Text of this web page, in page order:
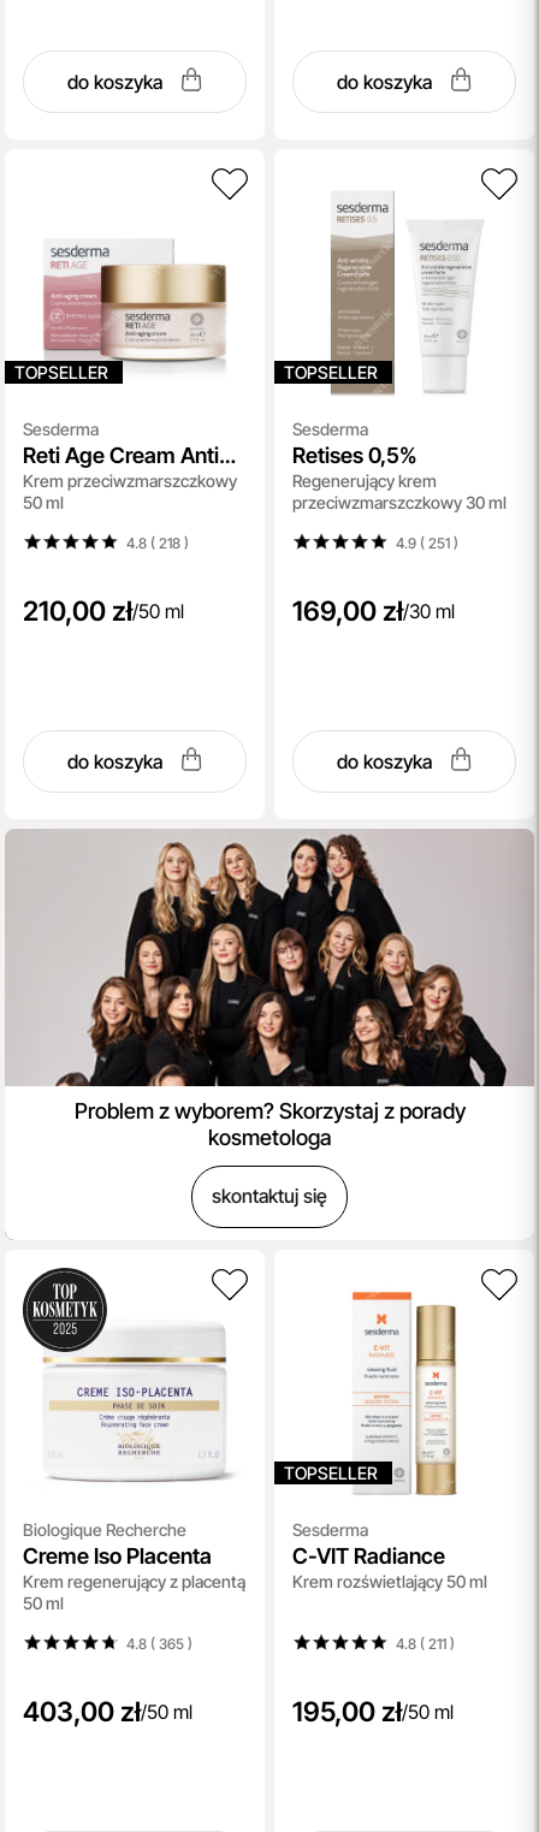
do koszyka do koszyka
TOPSELLER
Sesderma
Reti Age Cream Anti
Aging
Krem przeciwzmarszczkowy
50 ml
4.8 ( 218)
210,00 zł/50 ml
do koszyka
TOPSELLER
Sesderma
Retises 0,5%
Regenerujący krem
przeciwzmarszczkowy 30 ml
4.9 ( 251)
169,00 zł/30 ml
do koszyka
Problem z wyborem? Skorzystaj z porady
kosmetologa
skontaktuj się
Biologique Recherche
Creme Iso Placenta
Krem regenerujący z placentą
50 ml
4.8 ( 365)
403,00 zł/50 ml
TOPSELLER
Sesderma
C-VIT Radiance
Krem rozświetlający 50 ml
4.8 ( 211)
195,00 zł/50 ml